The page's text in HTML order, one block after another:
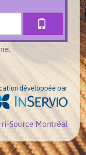
développée par
Source Montréal